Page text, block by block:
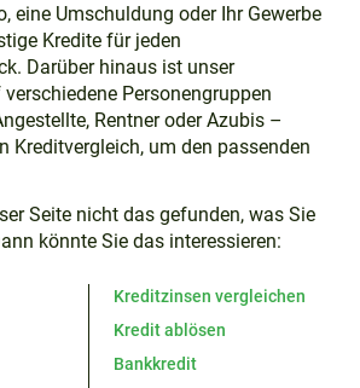
eine Umschuldung oder Ihr Gewerbe
Kredite für jeden
Darüber hinaus ist unser
Personengruppen
Rentner oder Azubis –
Kreditvergleich, um den passenden
Seite nicht das gefunden, was Sie
könnte Sie das interessieren:
Kreditzinsen vergleichen
Kredit ablösen
Bankkredit